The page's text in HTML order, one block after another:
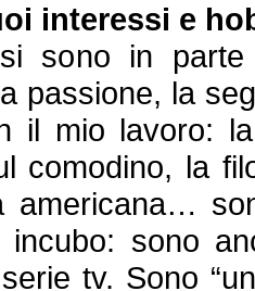
interessi e
sono in
passione, la
il mio lavoro:
comodino, la
americana…
sono
tv. Sono